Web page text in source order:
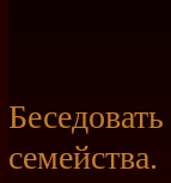
семейства.